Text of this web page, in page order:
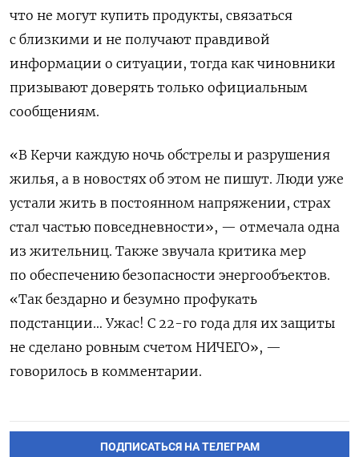
что не могут купить продукты, связаться
с близкими и не получают правдивой
информации о ситуации, тогда как чиновники
призывают доверять только официальным
сообщениям.
«В Керчи каждую ночь обстрелы и разрушения
жилья, а в новостях об этом не пишут. Люди уже
устали жить в постоянном напряжении, страх
стал частью повседневности», — отмечала одна
из жительниц. Также звучала критика мер
по обеспечению безопасности энергообъектов.
«Так бездарно и безумно профукать
подстанции… Ужас! С 22-го года для их защиты
не сделано ровным счетом НИЧЕГО», —
говорилось в комментарии.
ПОДПИСАТЬСЯ НА ТЕЛЕГРАМ